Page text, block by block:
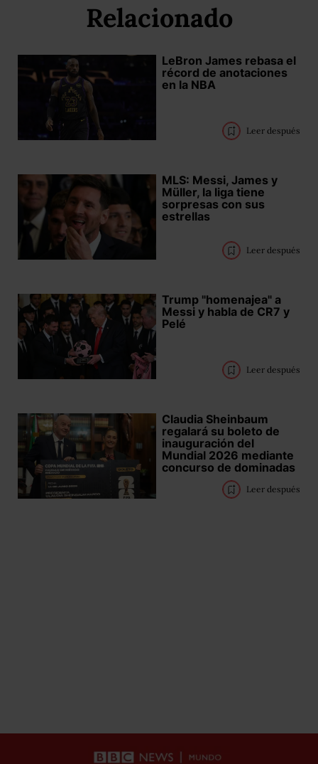
Relacionado
LeBron James rebasa el
récord de anotaciones
en la NBA
Leer después
MLS: Messi, James y
Müller, la liga tiene
sorpresas con sus
estrellas
Leer después
Trump "homenajea" a
Messi y habla de CR7 y
Pelé
Leer después
Claudia Sheinbaum
regalará su boleto de
inauguración del
Mundial 2026 mediante
concurso de dominadas
Leer después